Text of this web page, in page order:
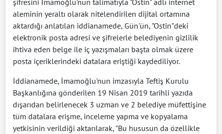
şifresini İmamoğlu'nun talimatıyla "Ostin" adlı internet
aleminin yeraltı olarak nitelendirilen dijital ortamına
aktardığı anlatılan iddianamede, Gün'ün, "Ostin"deki
elektronik posta adresi ve şifrelerle belediyenin gizlilik
ihtiva eden belge ile iç yazışmaları başta olmak üzere
posta içeriklerindeki datalara eriştiği kaydediliyor.
İddianamede, İmamoğlu'nun imzasıyla Teftiş Kurulu
Başkanlığına gönderilen 19 Nisan 2019 tarihli yazıda
dışarıdan belirlenecek 3 uzman ve 2 belediye müfettişine
tüm datalara erişme, inceleme yapma ve kopyalama
yetkisinin verildiği aktarılarak, "Bu hususun da özellikle